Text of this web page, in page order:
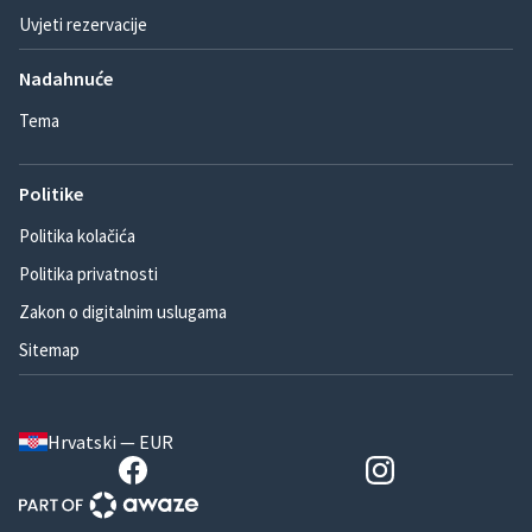
Uvjeti rezervacije
Nadahnuće
Tema
Politike
Politika kolačića
Politika privatnosti
Zakon o digitalnim uslugama
Sitemap
Hrvatski — EUR